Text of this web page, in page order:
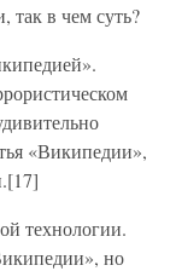
так в чем суть?
«Википедии»,
технологии.
но